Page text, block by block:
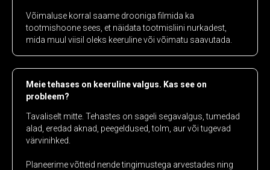
Võimaluse korral saame drooniga filmida ka
tootmishoone sees, et näidata tootmisliini nurkadest,
mida muul viisil oleks keeruline või võimatu saavutada.
Meie tehases on keeruline valgus. Kas see on
probleem?
Tavaliselt mitte. Tehastes on sageli segavalgus, tumedad
alad, eredad aknad, peegeldused, tolm, aur või tugevad
värvinihked.
Planeerime võtteid nende tingimustega arvestades ning